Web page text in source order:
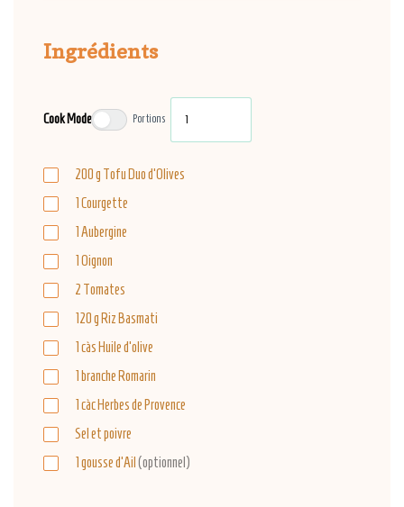
Ingrédients
Cook Mode Portions
200g Tofu Duo d'Olives
1 Courgette
1 Aubergine
1 Oignon
2 Tomates
120g Riz Basmati
1 càs Huile d'olive
1 branche Romarin
1 càc Herbes de Provence
Sel et poivre
1 goussed'Ail(optionnel)